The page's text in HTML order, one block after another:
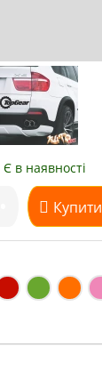
Є в наявності
Купити